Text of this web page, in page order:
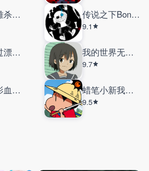
小骨英雄杀手手机版 传说之下Bonetale
9.1
我打不过漂亮的她们 我的世界无限矿脉2艾影劫
9.7
像素火影血雾暗部 蜡笔小新我与博士的暑假
9.5